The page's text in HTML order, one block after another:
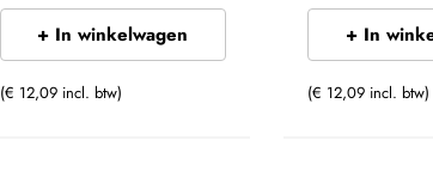
+ In winkelwagen
(€ 12,09 incl. btw)
+ In
(€ 12,09 incl. btw)